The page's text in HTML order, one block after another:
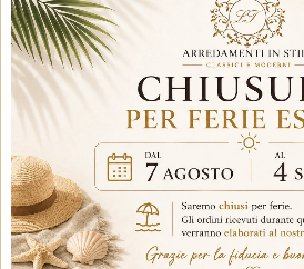
1.449,00 €
Tasse incluse
paga fino a 18 rate ,scopri di più